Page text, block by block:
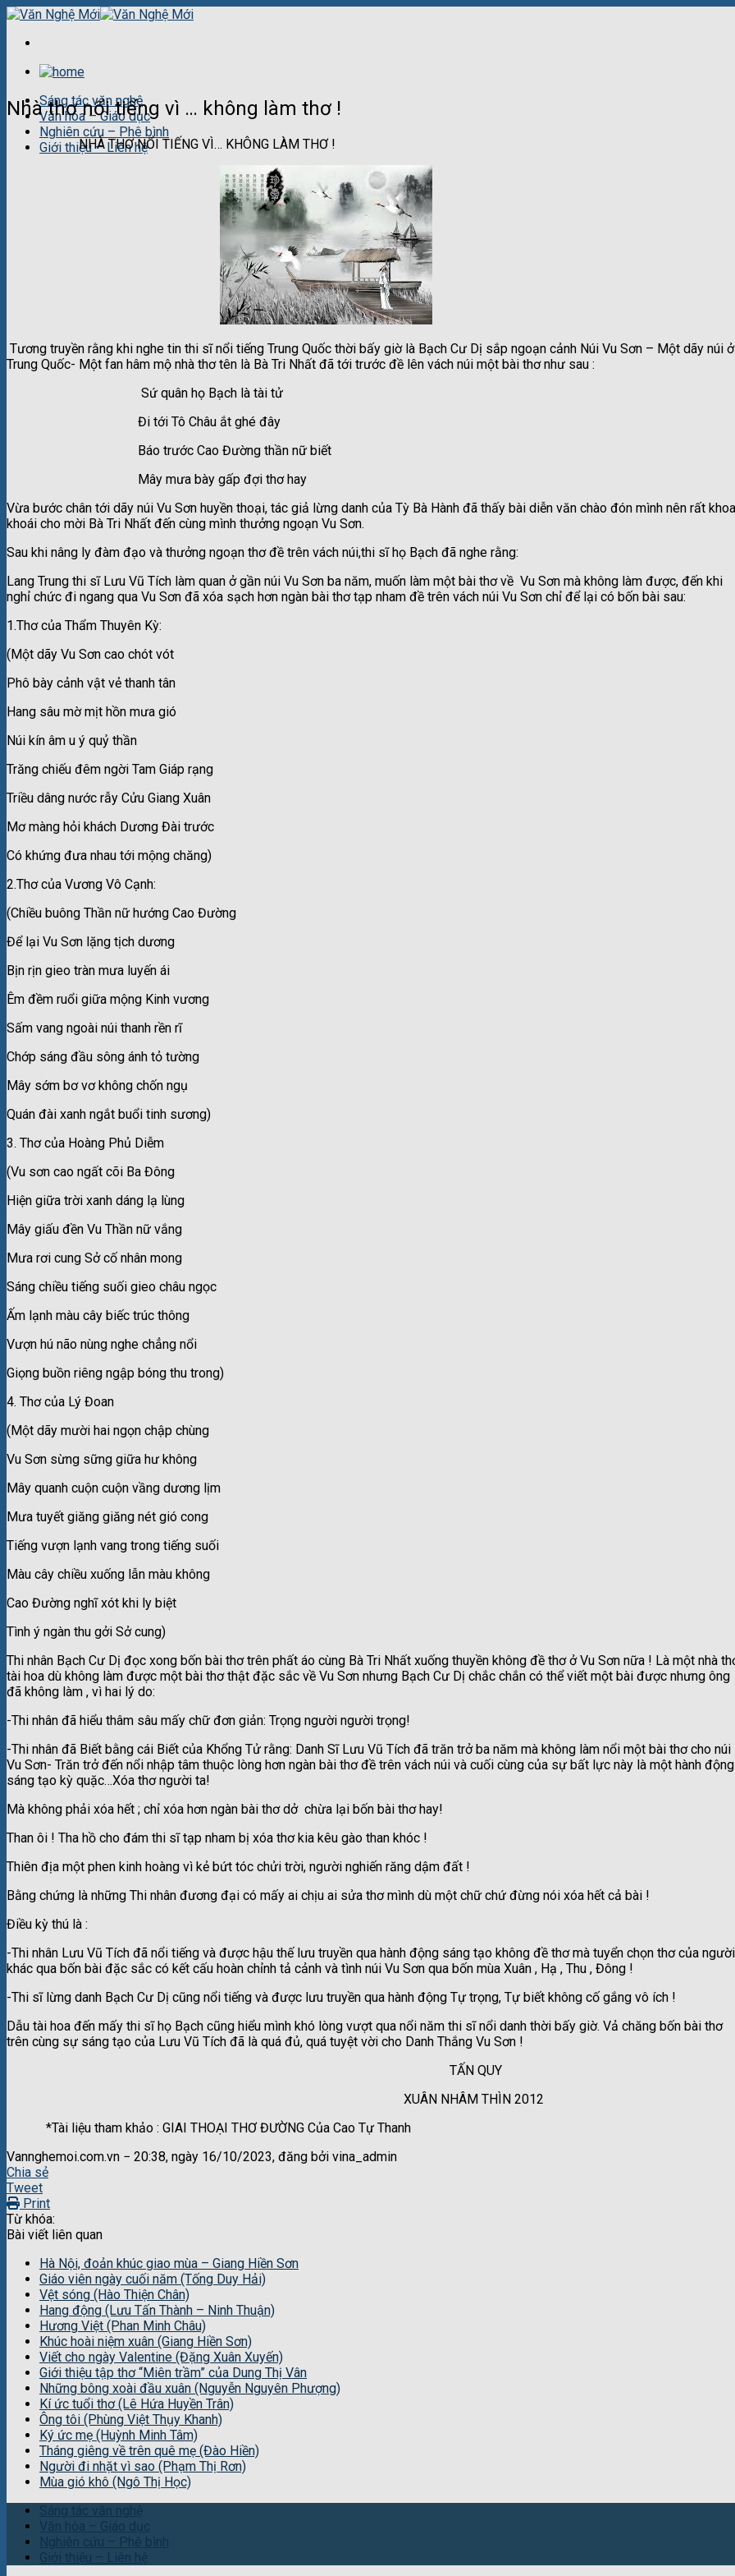
Skip
content
Sáng tác văn nghệ
Văn hóa – Giáo dục
Nghiên cứu – Phê bình
Giới thiệu – Liên hệ
Nhà thơ nổi tiếng vì … không làm thơ !
NHÀ THƠ NỔI TIẾNG VÌ… KHÔNG LÀM THƠ !
Tương truyền rằng khi nghe tin thi sĩ nổi tiếng Trung Quốc thời bấy giờ là Bạch Cư Dị sắp ngoạn cảnh Núi Vu Sơn – Một dãy núi ở
Trung Quốc- Một fan hâm mộ nhà thơ tên là Bà Tri Nhất đã tới trước đề lên vách núi một bài thơ như sau :
Sứ quân họ Bạch là tài tử
Đi tới Tô Châu ắt ghé đây
Báo trước Cao Đường thần nữ biết
Mây mưa bày gấp đợi thơ hay
Vừa bước chân tới dãy núi Vu Sơn huyền thoại, tác giả lừng danh của Tỳ Bà Hành đã thấy bài diễn văn chào đón mình nên rất
khoái cho mời Bà Tri Nhất đến cùng mình thưởng ngoạn Vu Sơn.
Sau khi nâng ly đàm đạo và thưởng ngoạn thơ đề trên vách núi,thi sĩ họ Bạch đã nghe rằng:
Lang Trung thi sĩ Lưu Vũ Tích làm quan ở gần núi Vu Sơn ba năm, muốn làm một bài thơ về Vu Sơn mà không làm được, đến khi
nghỉ chức đi ngang qua Vu Sơn đã xóa sạch hơn ngàn bài thơ tạp nham đề trên vách núi Vu Sơn chỉ để lại có bốn bài sau:
1.Thơ của Thẩm Thuyên Kỳ:
(Một dãy Vu Sơn cao chót vót
Phô bày cảnh vật vẻ thanh tân
Hang sâu mờ mịt hồn mưa gió
Núi kín âm u ý quỷ thần
Trăng chiếu đêm ngời Tam Giáp rạng
Triều dâng nước rẫy Cửu Giang Xuân
Mơ màng hỏi khách Dương Đài trước
Có khứng đưa nhau tới mộng chăng)
2.Thơ của Vương Vô Cạnh:
(Chiều buông Thần nữ hướng Cao Đường
Để lại Vu Sơn lặng tịch dương
Bịn rịn gieo tràn mưa luyến ái
Êm đềm ruổi giữa mộng Kinh vương
Sấm vang ngoài núi thanh rền rĩ
Chớp sáng đầu sông ánh tỏ tường
Mây sớm bơ vơ không chốn ngụ
Quán đài xanh ngắt buổi tinh sương)
3. Thơ của Hoàng Phủ Diễm
(Vu sơn cao ngất cõi Ba Đông
Hiện giữa trời xanh dáng lạ lùng
Mây giấu đền Vu Thần nữ vắng
Mưa rơi cung Sở cố nhân mong
Sáng chiều tiếng suối gieo châu ngọc
Ấm lạnh màu cây biếc trúc thông
Vượn hú não nùng nghe chẳng nổi
Giọng buồn riêng ngập bóng thu trong)
4. Thơ của Lý Đoan
(Một dãy mười hai ngọn chập chùng
Vu Sơn sừng sững giữa hư không
Mây quanh cuộn cuộn vầng dương lịm
Mưa tuyết giăng giăng nét gió cong
Tiếng vượn lạnh vang trong tiếng suối
Màu cây chiều xuống lẫn màu không
Cao Đường nghĩ xót khi ly biệt
Tình ý ngàn thu gởi Sở cung)
Thi nhân Bạch Cư Dị đọc xong bốn bài thơ trên phất áo cùng Bà Tri Nhất xuống thuyền không đề thơ ở Vu Sơn nữa ! Là một nhà
tài hoa dù không làm được một bài thơ thật đặc sắc về Vu Sơn nhưng Bạch Cư Dị chắc chắn có thể viết một bài được nhưng ông
đã không làm , vì hai lý do:
-Thi nhân đã hiểu thâm sâu mấy chữ đơn giản: Trọng người người trọng!
-Thi nhân đã Biết bằng cái Biết của Khổng Tử rằng: Danh Sĩ Lưu Vũ Tích đã trăn trở ba năm mà không làm nổi một bài thơ cho núi
Vu Sơn- Trăn trở đến nổi nhập tâm thuộc lòng hơn ngàn bài thơ đề trên vách núi và cuối cùng của sự bất lực này là một hành động
sáng tạo kỳ quặc…Xóa thơ người ta!
Mà không phải xóa hết ; chỉ xóa hơn ngàn bài thơ dở chừa lại bốn bài thơ hay!
Than ôi ! Tha hồ cho đám thi sĩ tạp nham bị xóa thơ kia kêu gào than khóc !
Thiên địa một phen kinh hoàng vì kẻ bứt tóc chửi trời, người nghiến răng dậm đất !
Bằng chứng là những Thi nhân đương đại có mấy ai chịu ai sửa thơ mình dù một chữ chứ đừng nói xóa hết cả bài !
Điều kỳ thú là :
-Thi nhân Lưu Vũ Tích đã nổi tiếng và được hậu thế lưu truyền qua hành động sáng tạo không đề thơ mà tuyển chọn thơ của người
khác qua bốn bài đặc sắc có kết cấu hoàn chỉnh tả cảnh và tình núi Vu Sơn qua bốn mùa Xuân , Hạ , Thu , Đông !
-Thi sĩ lừng danh Bạch Cư Dị cũng nổi tiếng và được lưu truyền qua hành động Tự trọng, Tự biết không cố gắng vô ích !
Dẫu tài hoa đến mấy thi sĩ họ Bạch cũng hiểu mình khó lòng vượt qua nổi năm thi sĩ nổi danh thời bấy giờ. Vả chăng bốn bài thơ
trên cùng sự sáng tạo của Lưu Vũ Tích đã là quá đủ, quá tuyệt vời cho Danh Thắng Vu Sơn !
TẤN QUY
XUÂN NHÂM THÌN 2012
*Tài liệu tham khảo : GIAI THOẠI THƠ ĐƯỜNG Của Cao Tự Thanh
Vannghemoi.com.vn − 20:38, ngày 16/10/2023, đăng bởi vina_admin
Chia sẻ
Tweet
Print
Từ khóa:
Bài viết liên quan
Hà Nội, đoản khúc giao mùa – Giang Hiền Sơn
Giáo viên ngày cuối năm (Tống Duy Hải)
Vệt sóng (Hào Thiện Chân)
Hang động (Lưu Tấn Thành – Ninh Thuận)
Hương Việt (Phan Minh Châu)
Khúc hoài niệm xuân (Giang Hiền Sơn)
Viết cho ngày Valentine (Đặng Xuân Xuyến)
Giới thiệu tập thơ “Miên trầm” của Dung Thị Vân
Những bông xoài đầu xuân (Nguyễn Nguyên Phượng)
Kí ức tuổi thơ (Lê Hứa Huyền Trân)
Ông tôi (Phùng Việt Thụy Khanh)
Ký ức mẹ (Huỳnh Minh Tâm)
Tháng giêng về trên quê mẹ (Đào Hiền)
Người đi nhặt vì sao (Phạm Thị Rơn)
Mùa gió khô (Ngô Thị Học)